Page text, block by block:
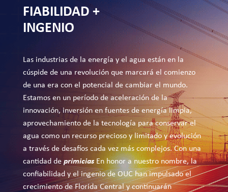
FIABILIDAD +
INGENIO
Las industrias de la energía y el agua están en la
cúspide de una revolución que marcará el comienzo
de una era con el potencial de cambiar el mundo.
Estamos en un período de aceleración de la
innovación, inversión en fuentes de energía limpia,
aprovechamiento de la tecnología para conservar el
agua como un recurso precioso y limitado y evolución
a través de desafíos cada vez más complejos. Con una
cantidad deprimiciasEn honor a nuestro nombre, la
confiabilidad y el ingenio de OUC han impulsado el
crecimiento de Florida Central y continuarán